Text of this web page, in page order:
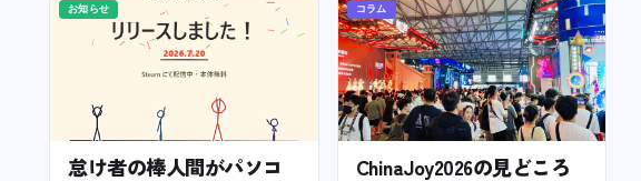
お知らせ
怠け者の棒人間がパソコ
コラム
ChinaJoy2026の見どころ